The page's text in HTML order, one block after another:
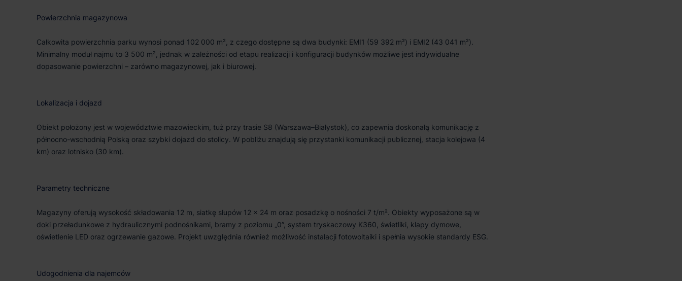
Powierzchnia magazynowa
Całkowita powierzchnia parku wynosi ponad 102 000 m², z czego dostępne są dwa budynki: EMI1 (59 392 m²) i EMI2 (43 041 m²).
Minimalny moduł najmu to 3 500 m², jednak w zależności od etapu realizacji i konfiguracji budynków możliwe jest indywidualne
dopasowanie powierzchni – zarówno magazynowej, jak i biurowej.
Lokalizacja i dojazd
Obiekt położony jest w województwie mazowieckim, tuż przy trasie S8 (Warszawa–Białystok), co zapewnia doskonałą komunikację z
północno-wschodnią Polską oraz szybki dojazd do stolicy. W pobliżu znajdują się przystanki komunikacji publicznej, stacja kolejowa (4
km) oraz lotnisko (30 km).
Parametry techniczne
Magazyny oferują wysokość składowania 12 m, siatkę słupów 12 × 24 m oraz posadzkę o nośności 7 t/m². Obiekty wyposażone są w
doki przeładunkowe z hydraulicznymi podnośnikami, bramy z poziomu „0”, system tryskaczowy K360, świetliki, klapy dymowe,
oświetlenie LED oraz ogrzewanie gazowe. Projekt uwzględnia również możliwość instalacji fotowoltaiki i spełnia wysokie standardy ESG.
Udogodnienia dla najemców